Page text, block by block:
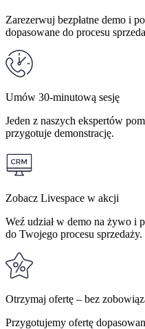
Zarezerwuj bezpłatne demo i
dopasowane do procesu
Umów 30-minutową sesję
Jeden z naszych ekspertów
przygotuje demonstrację.
Zobacz Livespace w akcji
Weź udział w demo na żywo i
do Twojego procesu sprzedaży.
Otrzymaj ofertę – bez
Przygotujemy ofertę